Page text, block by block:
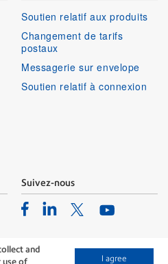
and
use of
I agree
Soutien relatif aux produits
Changement de tarifs
postaux
Messagerie sur envelope
Soutien relatif à connexion
Suivez-nous
FacebookLinkedinTwitterYoutube